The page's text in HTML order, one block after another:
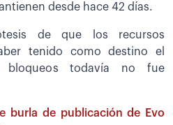
desde hace 42 días.
de que los recursos
tenido como destino el
bloqueos todavía no fue
burla de publicación de Evo